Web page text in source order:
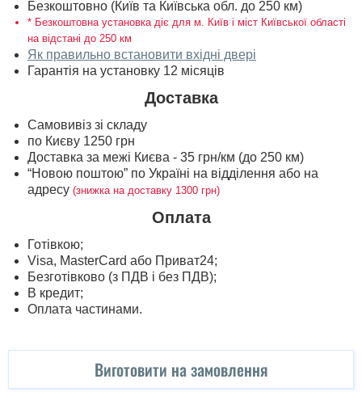
Безкоштовно (Київ та Київська обл. до 250 км)
* Безкоштовна установка діє для м. Київ і міст Київської області
на відстані до 250 км
Як правильно встановити вхідні двері
Гарантія на установку 12 місяців
Доставка
Самовивіз зі складу
по Києву 1250 грн
Доставка за межі Києва - 35 грн/км (до 250 км)
“Новою поштою” по Україні на відділення або на
адресу (знижка на доставку 1300 грн)
Оплата
Готівкою;
Visa, MasterСard або Приват24;
Безготівково (з ПДВ і без ПДВ);
В кредит;
Оплата частинами.
Виготовити на замовлення